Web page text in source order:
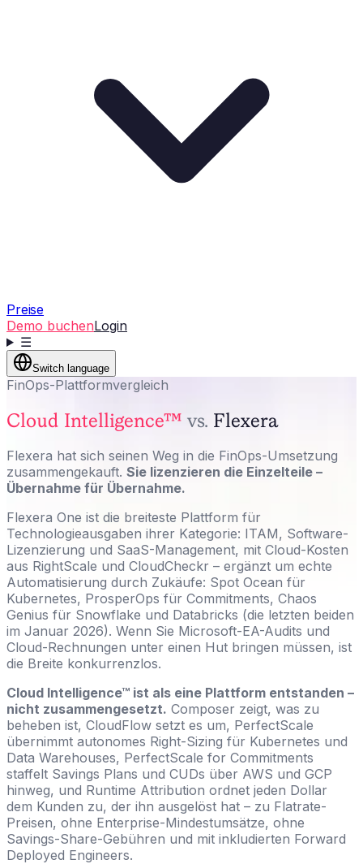
Preise
Demo buchenLogin
☰
Switch language
FinOps-Plattformvergleich
Cloud Intelligence™ vs. Flexera
Flexera hat sich seinen Weg in die FinOps-Umsetzung
zusammengekauft. Sie lizenzieren die Einzelteile –
Übernahme für Übernahme.
Flexera One ist die breiteste Plattform für
Technologieausgaben ihrer Kategorie: ITAM, Software-
Lizenzierung und SaaS-Management, mit Cloud-Kosten
aus RightScale und CloudCheckr – ergänzt um echte
Automatisierung durch Zukäufe: Spot Ocean für
Kubernetes, ProsperOps für Commitments, Chaos
Genius für Snowflake und Databricks (die letzten beiden
im Januar 2026). Wenn Sie Microsoft-EA-Audits und
Cloud-Rechnungen unter einen Hut bringen müssen, ist
die Breite konkurrenzlos.
Cloud Intelligence™ ist als eine Plattform entstanden –
nicht zusammengesetzt. Composer zeigt, was zu
beheben ist, CloudFlow setzt es um, PerfectScale
übernimmt autonomes Right-Sizing für Kubernetes und
Data Warehouses, PerfectScale for Commitments
staffelt Savings Plans und CUDs über AWS und GCP
hinweg, und Runtime Attribution ordnet jeden Dollar
dem Kunden zu, der ihn ausgelöst hat – zu Flatrate-
Preisen, ohne Enterprise-Mindestumsätze, ohne
Savings-Share-Gebühren und mit inkludierten Forward
Deployed Engineers.